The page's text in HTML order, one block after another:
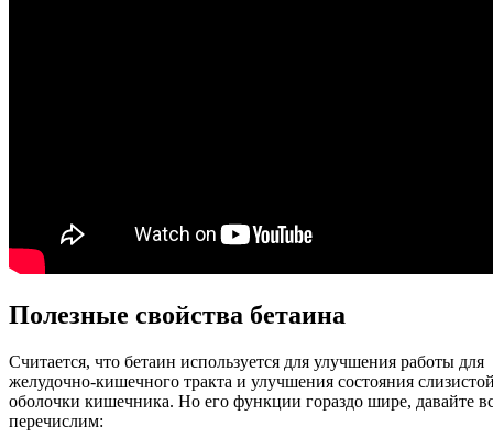
Полезные свойства бетаина
Считается, что бетаин используется для улучшения работы для
желудочно-кишечного тракта и улучшения состояния
оболочки кишечника. Но его функции гораздо шире, давайте
перечислим: